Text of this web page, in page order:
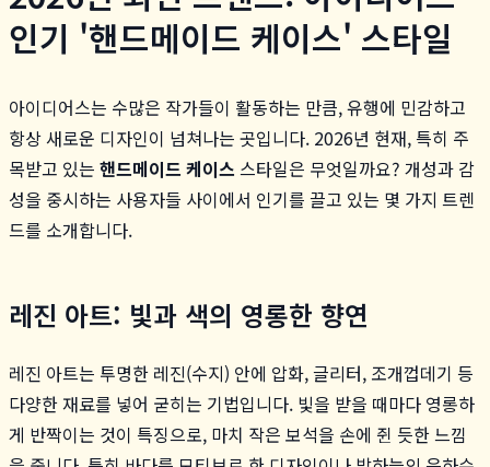
인기 '핸드메이드 케이스' 스타일
아이디어스는 수많은 작가들이 활동하는 만큼, 유행에 민감하고
항상 새로운 디자인이 넘쳐나는 곳입니다. 2026년 현재, 특히 주
목받고 있는 핸드메이드 케이스 스타일은 무엇일까요? 개성과 감
성을 중시하는 사용자들 사이에서 인기를 끌고 있는 몇 가지 트렌
드를 소개합니다.
레진 아트: 빛과 색의 영롱한 향연
레진 아트는 투명한 레진(수지) 안에 압화, 글리터, 조개껍데기 등
다양한 재료를 넣어 굳히는 기법입니다. 빛을 받을 때마다 영롱하
게 반짝이는 것이 특징으로, 마치 작은 보석을 손에 쥔 듯한 느낌